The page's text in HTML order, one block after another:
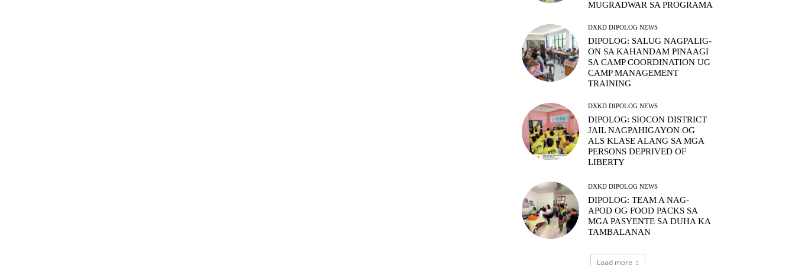
MUGRADWAR SA PROGRAMA
DXKD DIPOLOG NEWS
DIPOLOG: SALUG NAGPALIG-
ON SA KAHANDAM PINAAGI
SA CAMP COORDINATION UG
CAMP MANAGEMENT
TRAINING
DXKD DIPOLOG NEWS
DIPOLOG: SIOCON DISTRICT
JAIL NAGPAHIGAYON OG
ALS KLASE ALANG SA MGA
PERSONS DEPRIVED OF
LIBERTY
DXKD DIPOLOG NEWS
DIPOLOG: TEAM A NAG-
APOD OG FOOD PACKS SA
MGA PASYENTE SA DUHA KA
TAMBALANAN
Load more